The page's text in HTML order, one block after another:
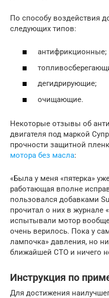
По способу воздействия
следующих типов:
антифрикционные;
дегидрирующие;
очищающие.
Некоторые отзывы об
двигателя под маркой
прочности защитной
мотора без масла:
«Была у меня «пятерка»
работающая вполне
пользовался добавками
прочитал о них в журнале
испытывали мотор вообще
очень верилось. Пока у
лампочка» давления, но
ближайшей СТО и ничего
Инструкция по
Для достижения